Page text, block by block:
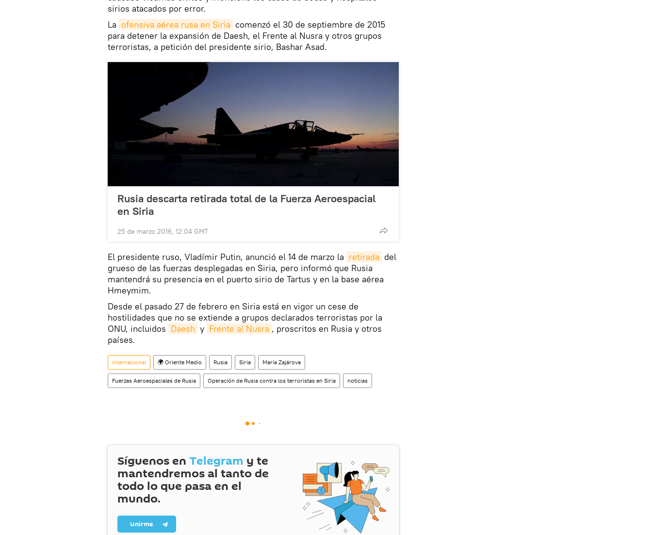
sirios atacados por error.
La ofensiva aérea rusa en Siria comenzó el 30 de septiembre de 2015
para detener la expansión de Daesh, el Frente al Nusra y otros grupos
terroristas, a petición del presidente sirio, Bashar Asad.
Rusia descarta retirada total de la Fuerza Aeroespacial
en Siria
25 de marzo 2016, 12:04 GMT
El presidente ruso, Vladímir Putin, anunció el 14 de marzo la retirada del
grueso de las fuerzas desplegadas en Siria, pero informó que Rusia
mantendrá su presencia en el puerto sirio de Tartus y en la base aérea
Hmeymim.
Desde el pasado 27 de febrero en Siria está en vigor un cese de
hostilidades que no se extiende a grupos declarados terroristas por la
ONU, incluidos Daesh y Frente al Nusra , proscritos en Rusia y otros
países.
Internacional 🌍 Oriente Medio Rusia Siria María Zajárova
Fuerzas Aeroespaciales de Rusia Operación de Rusia contra los terroristas en Siria noticias
Síguenos en Telegram y te
mantendremos al tanto de
todo lo que pasa en el
mundo.
Unirme